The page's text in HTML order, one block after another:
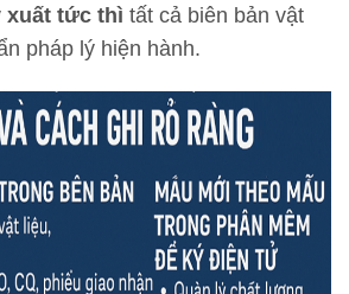
xuất tức thì tất cả biên bản vật
pháp lý hiện hành.